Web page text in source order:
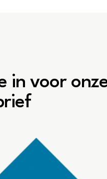
in voor